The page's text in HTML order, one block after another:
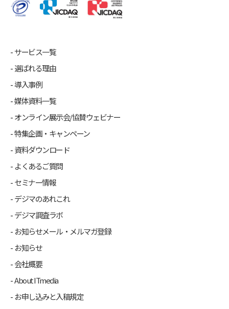
サービス一覧
選ばれる理由
導入事例
媒体資料一覧
オンライン展示会/協賛ウェビナー
特集企画・キャンペーン
資料ダウンロード
よくあるご質問
セミナー情報
デジマのあれこれ
デジマ調査ラボ
お知らせメール・メルマガ登録
お知らせ
会社概要
About ITmedia
お申し込みと入稿規定